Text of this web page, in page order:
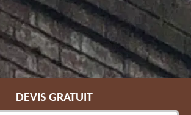
DEVIS GRATUIT